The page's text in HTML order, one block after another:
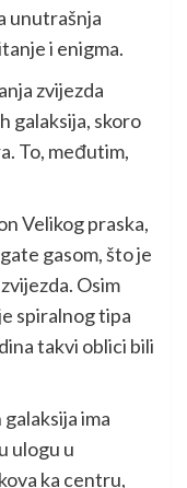
unutrašnja
i enigma.
zvijezda
galaksija, skoro
To, međutim,
Velikog praska,
gasom, što je
Osim
spiralnog tipa
takvi oblici bili
ima
ulogu u
ka centru,